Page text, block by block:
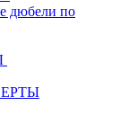
дюбели по